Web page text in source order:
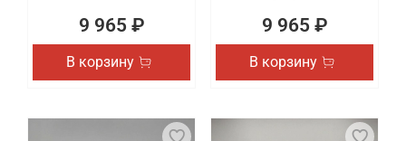
9 965 ₽
В корзину
9 965 ₽
В корзину